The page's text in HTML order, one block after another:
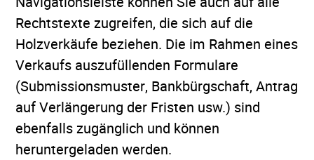
Rechtstexte zugreifen, die sich auf die
Holzverkäufe beziehen. Die im Rahmen eines
Verkaufs auszufüllenden Formulare
(Submissionsmuster, Bankbürgschaft, Antrag
auf Verlängerung der Fristen usw.) sind
ebenfalls zugänglich und können
heruntergeladen werden.